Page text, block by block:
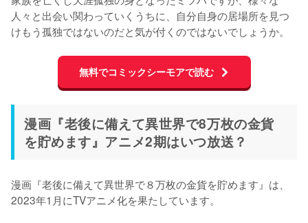
人々と出会い関わっていくうちに、自分自身の居場所を見つ
けもう孤独ではないのだと気が付くのではないでしょうか。
無料でコミックシーモアで読む
漫画『老後に備えて異世界で8万枚の金貨
を貯めます』アニメ2期はいつ放送？
漫画『老後に備えて異世界で８万枚の金貨を貯めます』は、
2023年1月にTVアニメ化を果たしています。